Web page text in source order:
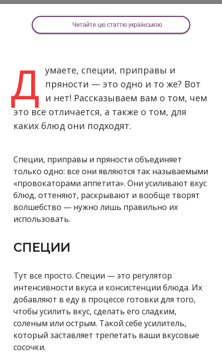
Читайте цю статтю українською
Д умаете, специи, приправы и
пряности — это одно и то же? Вот
и нет! Рассказываем вам о том, чем
это все отличается, а также о том, для
каких блюд они подходят.
Специи, приправы и пряности объединяет
только одно: все они являются так называемыми
«провокаторами аппетита». Они усиливают вкус
блюд, оттеняют, раскрывают и вообще творят
волшебство — нужно лишь правильно их
использовать.
СПЕЦИИ
Тут все просто. Специи — это регулятор
интенсивности вкуса и консистенции блюда. Их
добавляют в еду в процессе готовки для того,
чтобы усилить вкус, сделать его сладким,
соленым или острым. Такой себе усилитель,
который заставляет трепетать ваши вкусовые
сосочки.